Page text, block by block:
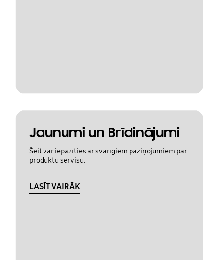
Jaunumi un Brīdinājumi
Šeit var iepazīties ar svarīgiem paziņojumiem par
produktu servisu.
LASĪT VAIRĀK